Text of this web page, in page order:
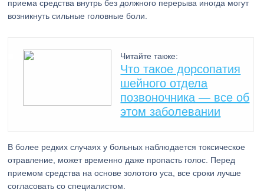
приема средства внутрь без должного перерыва иногда могут
возникнуть сильные головные боли.
Читайте также:
Что такое дорсопатия
шейного отдела
позвоночника — все об
этом заболевании
В более редких случаях у больных наблюдается токсическое
отравление, может временно даже пропасть голос. Перед
приемом средства на основе золотого уса, все сроки лучше
согласовать со специалистом.